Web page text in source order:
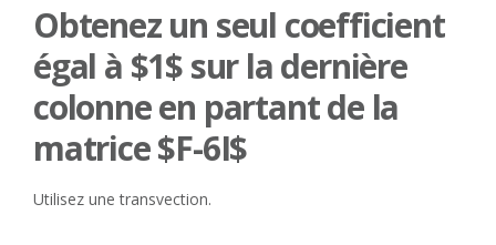
Obtenez un seul coefficient
égal à $1$ sur la dernière
colonne en partant de la
matrice $F-6I$
Utilisez une transvection.